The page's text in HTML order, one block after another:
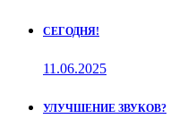
СЕГОДНЯ!
11.06.2025
УЛУЧШЕНИЕ ЗВУКОВ?